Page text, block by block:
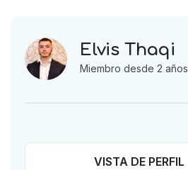
Elvis Thaqi
Miembro desde 2 años
VISTA DE PERFIL